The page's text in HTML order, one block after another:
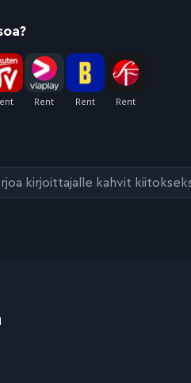
kirjoittajalle kahvit